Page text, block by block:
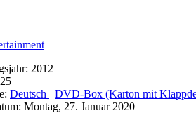
2012
Deutsch DVD-Box (Karton mit
Montag, 27. Januar 2020